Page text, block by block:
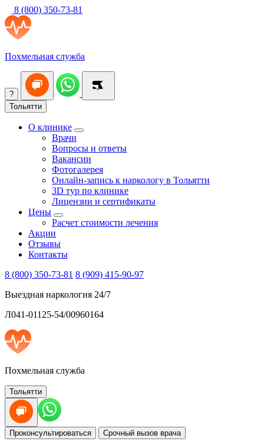
8 (800) 350-73-81
Похмельная служба
?
Тольятти
О клинике
Врачи
Вопросы и ответы
Вакансии
Фотогалерея
Онлайн-запись к наркологу в Тольятти
3D тур по клинике
Лицензии и сертификаты
Цены
Расчет стоимости лечения
Акции
Отзывы
Контакты
8 (800) 350-73-81 8 (909) 415-90-97
Выездная наркология 24/7
Л041-01125-54/00960164
Похмельная служба
Тольятти
Проконсультироваться Срочный вызов врача